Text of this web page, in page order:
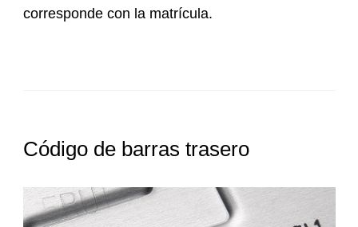
corresponde con la matrícula.
Código de barras trasero